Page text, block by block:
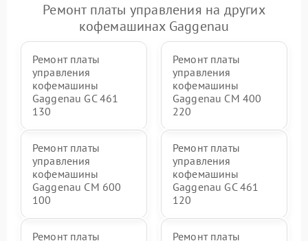
Ремонт платы управления на других
кофемашинах Gaggenau
Ремонт платы
управления
кофемашины
Gaggenau GC 461
130
Ремонт платы
управления
кофемашины
Gaggenau CM 400
220
Ремонт платы
управления
кофемашины
Gaggenau CM 600
100
Ремонт платы
управления
кофемашины
Gaggenau GC 461
120
Ремонт платы Ремонт платы